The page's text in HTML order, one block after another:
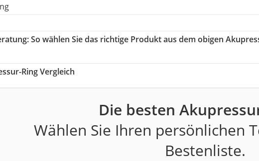
: So wählen Sie das richtige Produkt aus dem obigen
Ring Vergleich
Die besten
Wählen Sie Ihren persönlichen
Bestenliste.